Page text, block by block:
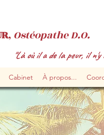
, Ostéopathe D.O.
"Là où il a de la peur, il n'y
Cabinet À propos...